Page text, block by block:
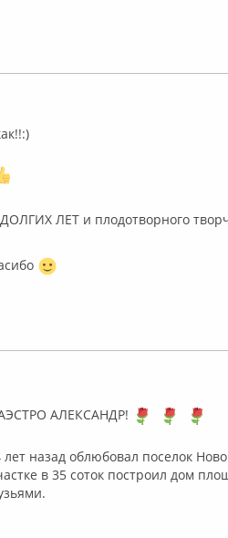
ЛЕТ и плодотворного
АЛЕКСАНДР!
назад облюбовал поселок
в 35 соток построил дом